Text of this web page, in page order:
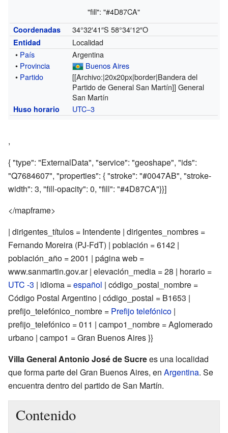
"fill": "#4D87CA"
Coordenadas 34°32′41″S 58°34′12″O
Entidad
Localidad
• País
Argentina
• Provincia
Buenos Aires
• Partido
[[Archivo:|20x20px|border|Bandera del
Partido de General San Martín]]General
San Martín
Huso horario UTC−3
,
{ "type": "ExternalData", "service": "geoshape", "ids":
"Q7684607", "properties": { "stroke": "#0047AB", "stroke-
width": 3, "fill-opacity": 0, "fill": "#4D87CA"}}]
</mapframe>
| dirigentes_títulos = Intendente | dirigentes_nombres =
Fernando Moreira (PJ-FdT) | población = 6142 |
población_año = 2001 | página web =
www.sanmartin.gov.ar | elevación_media = 28 | horario =
UTC -3 | idioma =español | código_postal_nombre =
Código Postal Argentino | código_postal = B1653 |
prefijo_telefónico_nombre = Prefijo telefónico |
prefijo_telefónico = 011 | campo1_nombre = Aglomerado
urbano | campo1 = Gran Buenos Aires }}
Villa General Antonio José de Sucrees una localidad
que forma parte del Gran Buenos Aires, en Argentina. Se
encuentra dentro del partido de San Martín.
Contenido